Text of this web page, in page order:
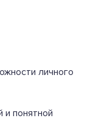
личного
и понятной